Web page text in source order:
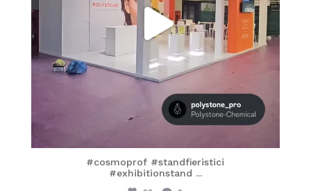
#cosmoprof #standfieristici
#exhibitionstand ...